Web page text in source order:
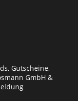
Gutscheine,
GmbH &